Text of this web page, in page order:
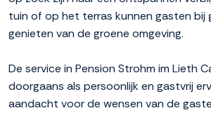
tuin of op het terras kunnen gasten bij
genieten van de groene omgeving.
De service in Pension Strohm im Lieth
doorgaans als persoonlijk en gastvrij
aandacht voor de wensen van de